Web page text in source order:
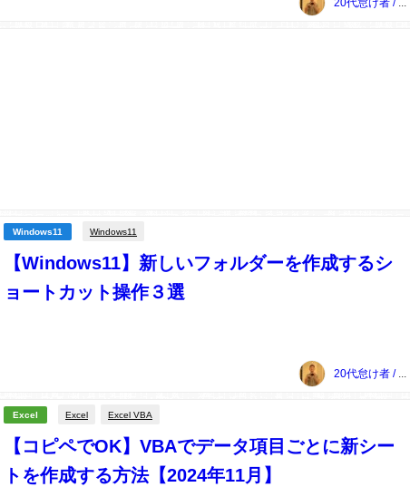
Windows11 Windows11
【Windows11】新しいフォルダーを作成するシ
ョートカット操作３選
Excel Excel Excel VBA
【コピペでOK】VBAでデータ項目ごとに新シー
トを作成する方法【2024年11月】